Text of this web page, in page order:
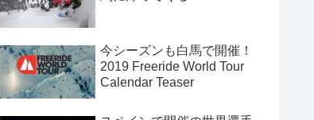
今シーズンも白馬で開催！
2019 Freeride World Tour
Calendar Teaser